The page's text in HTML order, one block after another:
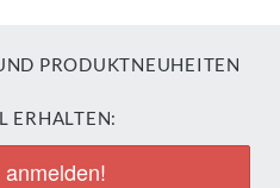
PRODUKTNEUHEITEN
ERHALTEN: